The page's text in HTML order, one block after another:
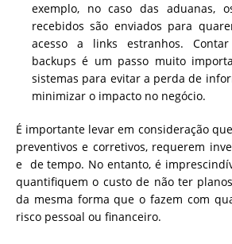
exemplo, no caso das aduanas,
recebidos são enviados para
acesso a links estranhos.
backups é um passo muito
sistemas para evitar a perda de
minimizar o impacto no negócio.
É importante levar em consideração
preventivos e corretivos, requerem
e de tempo. No entanto, é
quantifiquem o custo de não ter
da mesma forma que o fazem com
risco pessoal ou financeiro.